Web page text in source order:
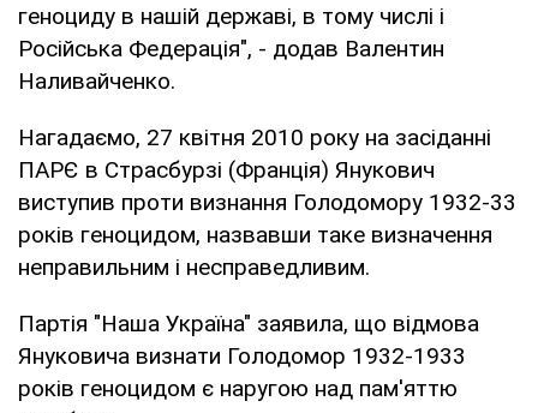
геноциду в нашій державі, в тому числі і
Російська Федерація", - додав Валентин
Наливайченко.
Нагадаємо, 27 квітня 2010 року на засіданні
ПАРЄ в Страсбурзі (Франція) Янукович
виступив проти визнання Голодомору 1932-33
років геноцидом, назвавши таке визначення
неправильним і несправедливим.
Партія "Наша Україна" заявила, що відмова
Януковича визнати Голодомор 1932-1933
років геноцидом є наругою над пам'яттю